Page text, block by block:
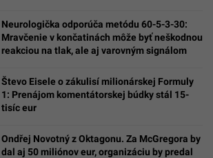
Neurologička odporúča metódu 60-5-3-30:
Mravčenie v končatinách môže byť neškodnou
reakciou na tlak, ale aj varovným signálom
Števo Eisele o zákulisí milionárskej Formuly
1: Prenájom komentátorskej búdky stál 15-
tisíc eur
Ondřej Novotný z Oktagonu. Za McGregora by
dal aj 50 miliónov eur, organizáciu by predal